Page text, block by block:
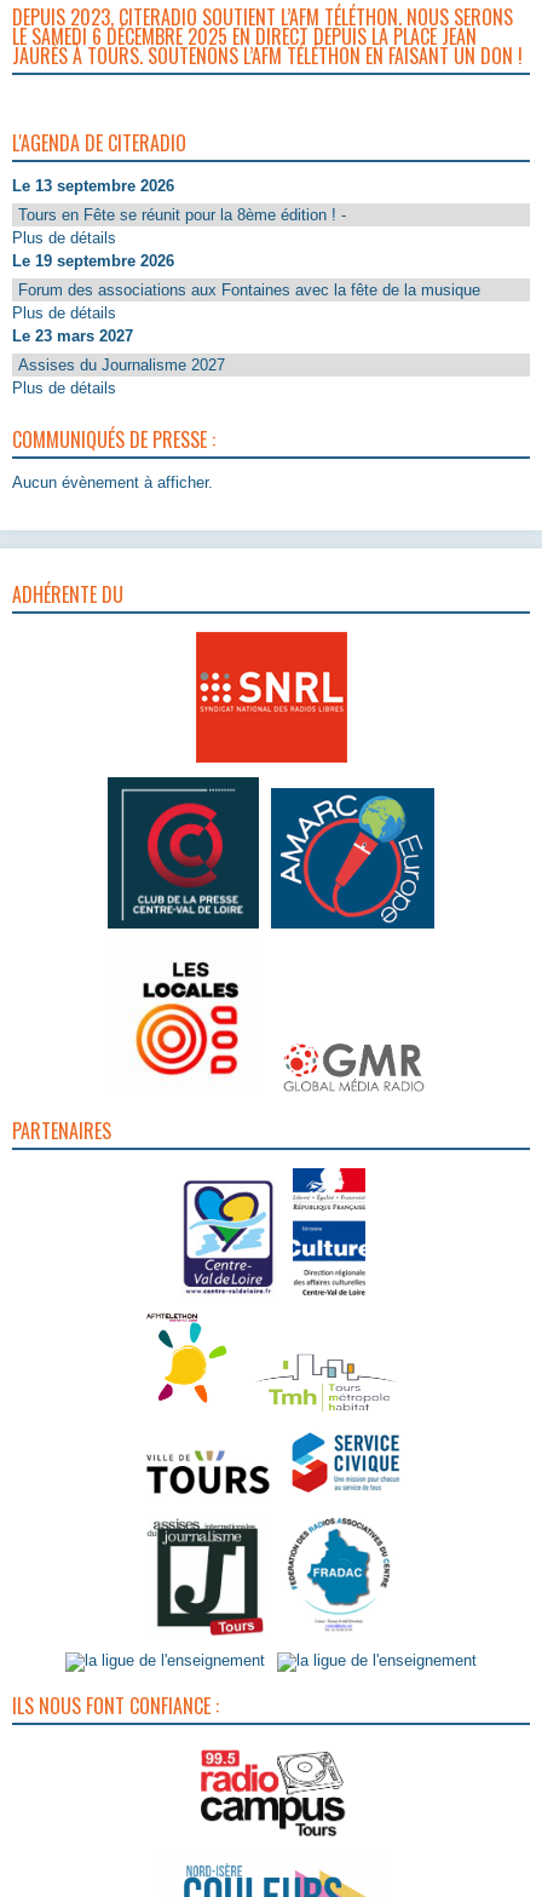
DEPUIS 2023, CITERADIO SOUTIENT L’AFM TÉLÉTHON. NOUS SERONS
LE SAMEDI 6 DÉCEMBRE 2025 EN DIRECT DEPUIS LA PLACE JEAN
JAURÈS À TOURS. SOUTENONS L’AFM TÉLÉTHON EN FAISANT UN DON !
L'AGENDA DE CITERADIO
Le 13 septembre 2026
Tours en Fête se réunit pour la 8ème édition ! -
Plus de détails
Le 19 septembre 2026
Forum des associations aux Fontaines avec la fête de la musique
Plus de détails
Le 23 mars 2027
Assises du Journalisme 2027
Plus de détails
COMMUNIQUÉS DE PRESSE :
Aucun évènement à afficher.
ADHÉRENTE DU
PARTENAIRES
ILS NOUS FONT CONFIANCE :